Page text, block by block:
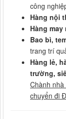
công
Hàng nội
Hàng may
Bao bì,
trang trí
Hàng lẻ,
trường,
Chành
chuyển đi